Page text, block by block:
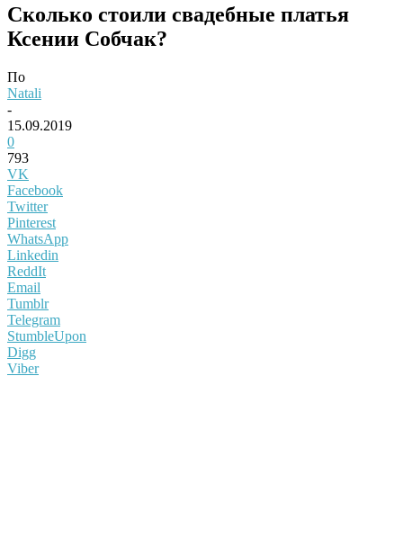
Сколько стоили свадебные платья
Ксении Собчак?
По
Natali
-
15.09.2019
0
793
VK
Facebook
Twitter
Pinterest
WhatsApp
Linkedin
ReddIt
Email
Tumblr
Telegram
StumbleUpon
Digg
Viber